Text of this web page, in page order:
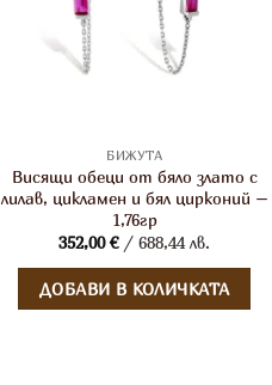
БИЖУТА
Висящи обеци от бяло злато с
лилав, цикламен и бял цирконий –
1,76гр
352,00€/ 688,44 лв.
ДОБАВИ В КОЛИЧКАТА